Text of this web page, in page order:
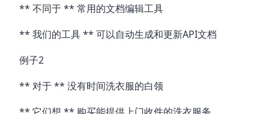
** 不同于 ** 常用的文档编辑工具
** 我们的工具 ** 可以自动生成和更新API文档
例子2
** 对于 ** 没有时间洗衣服的白领